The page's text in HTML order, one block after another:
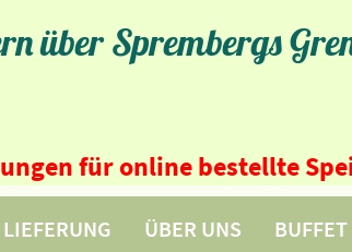
über Sprembergs
für online bestellte
ÜBER UNS